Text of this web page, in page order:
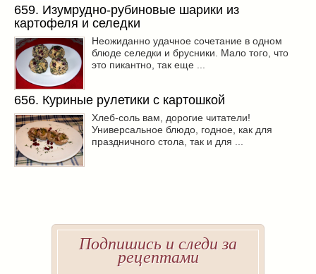
659. Изумрудно-рубиновые шарики из
картофеля и селедки
Неожиданно удачное сочетание в одном
блюде селедки и брусники. Мало того, что
это пикантно, так еще ...
656. Куриные рулетики с картошкой
Хлеб-соль вам, дорогие читатели!
Универсальное блюдо, годное, как для
праздничного стола, так и для ...
Подпишись и следи за
рецептами